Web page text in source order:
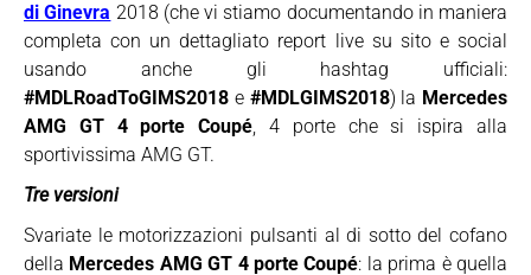
di Ginevra 2018 (che vi stiamo documentando in maniera
completa con un dettagliato report live su sito e social
usando anche gli hashtag ufficiali:
#MDLRoadToGIMS2018 e #MDLGIMS2018) la Mercedes
AMG GT 4 porte Coupé, 4 porte che si ispira alla
sportivissima AMG GT.
Tre versioni
Svariate le motorizzazioni pulsanti al di sotto del cofano
della Mercedes AMG GT 4 porte Coupé: la prima è quella